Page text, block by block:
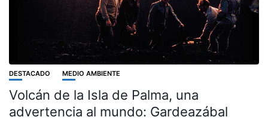
DESTACADO MEDIO AMBIENTE
Volcán de la Isla de Palma, una
advertencia al mundo: Gardeazábal